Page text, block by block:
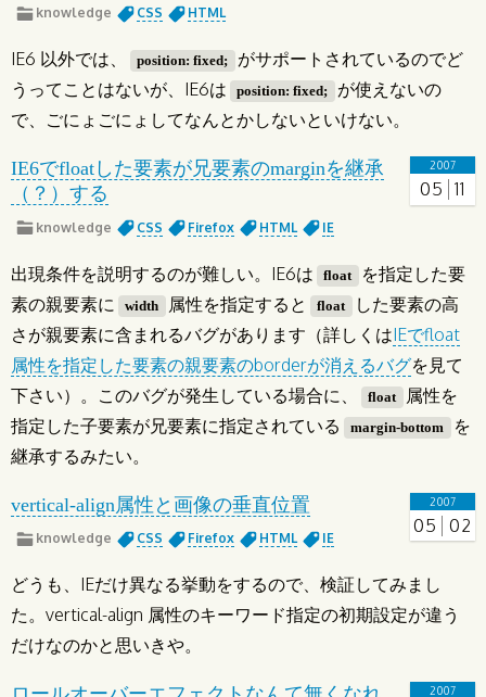
knowledge CSS HTML
IE6 以外では、 position: fixed;
がサポートされているのでど
うってことはないが、IE6は
position: fixed;
が使えないの
で、ごにょごにょしてなんとかしないといけない。
2007
05 11
IE6でfloatした要素が兄要素のmarginを継承
（？）する
knowledge CSS Firefox HTML IE
出現条件を説明するのが難しい。IE6は float
を指定した要
素の親要素に
width 属性を指定すると float
した要素の高
さが親要素に含まれるバグがあります（詳しくはIEでfloat
属性を指定した要素の親要素のborderが消えるバグを見て
下さい）。このバグが発生している場合に、
float
属性を
指定した子要素が兄要素に指定されている
margin-bottom
を
継承するみたい。
2007
05 02
vertical-align属性と画像の垂直位置
knowledge CSS Firefox HTML IE
どうも、IEだけ異なる挙動をするので、検証してみまし
た。vertical-align 属性のキーワード指定の初期設定が違う
だけなのかと思いきや。
2007